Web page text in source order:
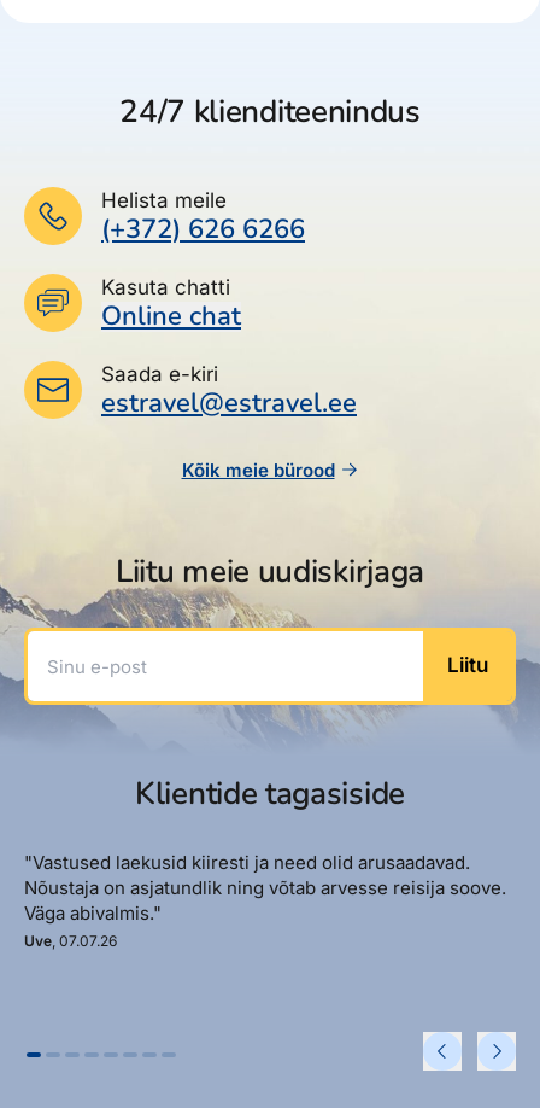
24/7 klienditeenindus
Helista meile
(+372) 626 6266
Kasuta chatti
Online chat
Saada e-kiri
estravel@estravel.ee
Kõik meie bürood
Liitu meie uudiskirjaga
Sinu e-post
Liitu
Klientide tagasiside
"Vastused laekusid kiiresti ja need olid arusaadavad.
Nõustaja on asjatundlik ning võtab arvesse reisija soove.
Väga abivalmis."
Uve , 07.07.26